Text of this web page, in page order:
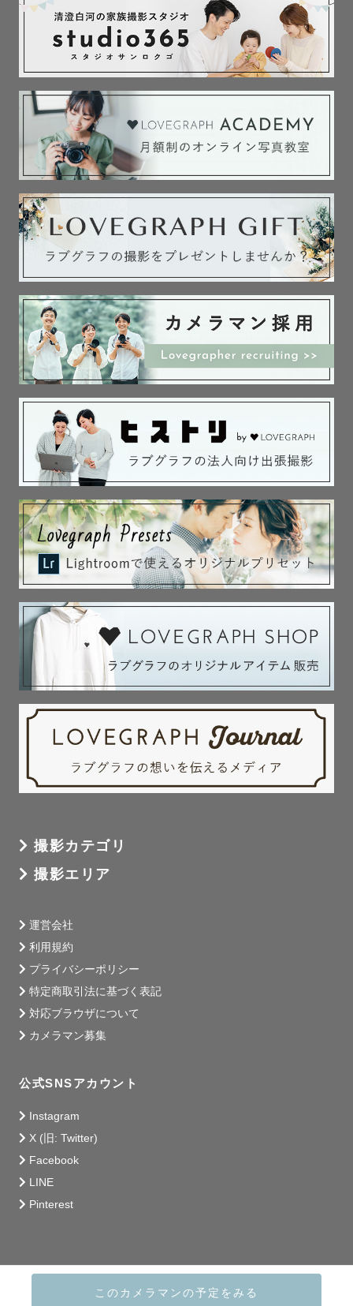
このカメラマンの予定をみる
撮影カテゴリ
撮影エリア
運営会社
利用規約
プライバシーポリシー
特定商取引法に基づく表記
対応ブラウザについて
カメラマン募集
公式SNSアカウント
Instagram
X (旧: Twitter)
Facebook
LINE
Pinterest
© 2014 - 2026 Lovegraph Inc.